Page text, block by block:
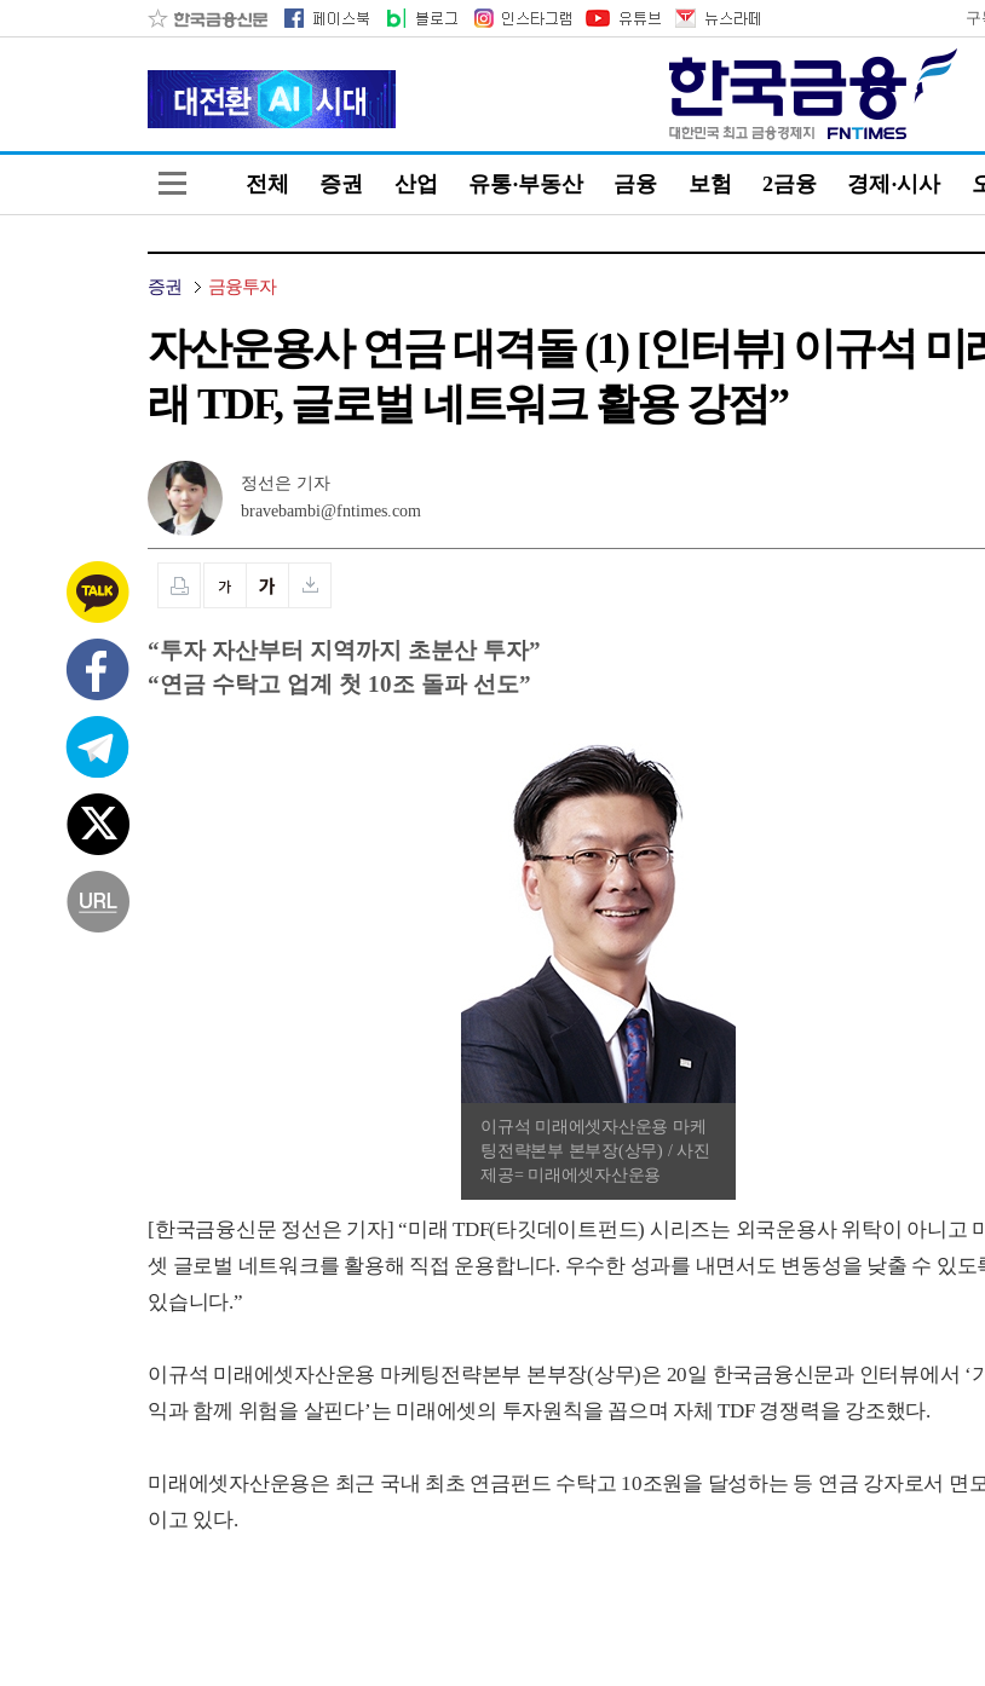
구
전체 증권 산업 유통·부동산 금융 보험 2금융 경제·시사
증권 금융투자
자산운용사 연금 대격돌 (1) [인터뷰] 이규석 미
래 TDF, 글로벌 네트워크 활용 강점”
정선은 기자
bravebambi@fntimes.com
“투자 자산부터 지역까지 초분산 투자”
“연금 수탁고 업계 첫 10조 돌파 선도”
이규석 미래에셋자산운용 마케
팅전략본부 본부장(상무) / 사진
제공= 미래에셋자산운용
[한국금융신문 정선은 기자] “미래 TDF(타깃데이트펀드) 시리즈는 외국운용사 위탁이 아니고
셋 글로벌 네트워크를 활용해 직접 운용합니다. 우수한 성과를 내면서도 변동성을 낮출 수 있도
있습니다.”
이규석 미래에셋자산운용 마케팅전략본부 본부장(상무)은 20일 한국금융신문과 인터뷰에서 ‘
익과 함께 위험을 살핀다’는 미래에셋의 투자원칙을 꼽으며 자체 TDF 경쟁력을 강조했다.
미래에셋자산운용은 최근 국내 최초 연금펀드 수탁고 10조원을 달성하는 등 연금 강자로서 면
이고 있다.